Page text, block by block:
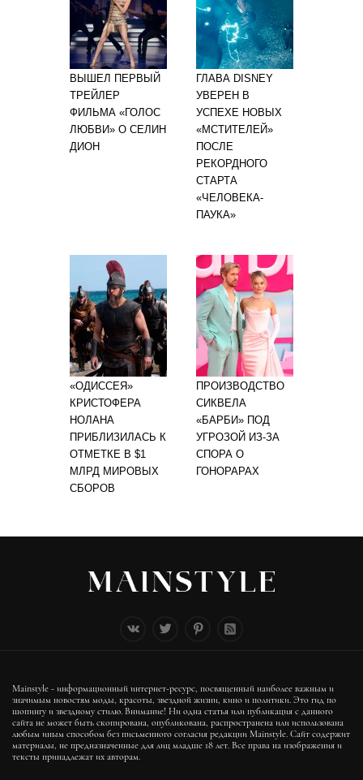
ВЫШЕЛ ПЕРВЫЙ
ТРЕЙЛЕР
ФИЛЬМА «ГОЛОС
ЛЮБВИ» О СЕЛИН
ДИОН
ГЛАВА DISNEY
УВЕРЕН В
УСПЕХЕ НОВЫХ
«МСТИТЕЛЕЙ»
ПОСЛЕ
РЕКОРДНОГО
СТАРТА
«ЧЕЛОВЕКА-
ПАУКА»
«ОДИССЕЯ»
КРИСТОФЕРА
НОЛАНА
ПРИБЛИЗИЛАСЬ К
ОТМЕТКЕ В $1
МЛРД МИРОВЫХ
СБОРОВ
ПРОИЗВОДСТВО
СИКВЕЛА
«БАРБИ» ПОД
УГРОЗОЙ ИЗ-ЗА
СПОРА О
ГОНОРАРАХ
Mainstyle - информационный интернет-ресурс, посвященный наиболее важным и
значимым новостям моды, красоты, звездной жизни, кино и политики. Это гид по
шопингу и звездному стилю. Внимание! Ни одна статья или публикация с данного
сайта не может быть скопирована, опубликована, распространена или использована
любым иным способом без письменного согласия редакции Mainstyle. Сайт содержит
материалы, не предназначенные для лиц младше 18 лет. Все права на изображения и
тексты принадлежат их авторам.